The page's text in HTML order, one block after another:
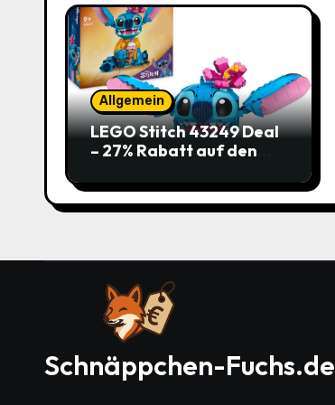
Allgemein
LEGO Stitch 43249 Deal
– 27% Rabatt auf den
Schnäppchen-Fuchs.de